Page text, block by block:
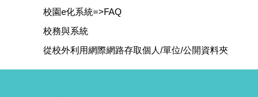
校園e化系統=>FAQ
校務與系統
從校外利用網際網路存取個人/單位/公開資料夾